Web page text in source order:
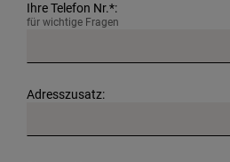
Ihre Telefon Nr.*:
für wichtige Fragen
Adresszusatz: